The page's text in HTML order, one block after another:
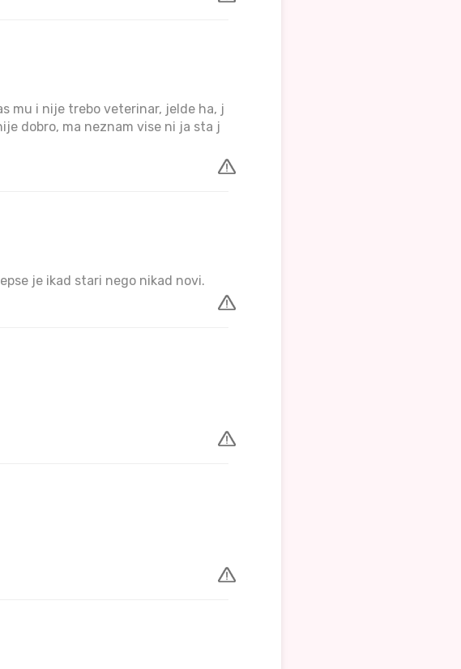
mu i nije trebo veterinar, jelde ha, j
dobro, ma neznam vise ni ja sta j
je ikad stari nego nikad novi.